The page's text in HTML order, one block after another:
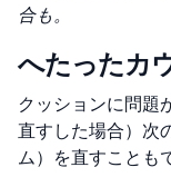
合も。
へたったカ
クッションに問題
直すした場合）次
ム）を直すことも